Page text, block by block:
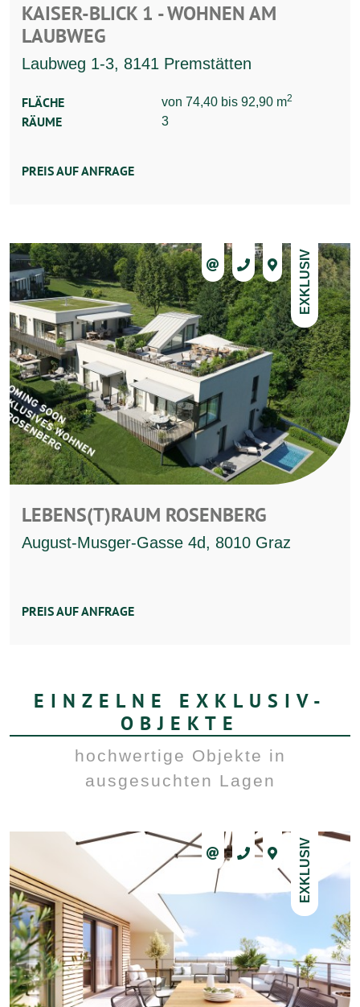
KAISER-BLICK 1 - WOHNEN AM
LAUBWEG
Laubweg 1-3, 8141 Premstätten
FLÄCHE von 74,40 bis 92,90 m2
RÄUME 3
PREIS AUF ANFRAGE
EXKLUSIV
LEBENS(T)RAUM ROSENBERG
August-Musger-Gasse 4d, 8010 Graz
PREIS AUF ANFRAGE
EINZELNE EXKLUSIV-
OBJEKTE
hochwertige Objekte in
ausgesuchten Lagen
EXKLUSIV